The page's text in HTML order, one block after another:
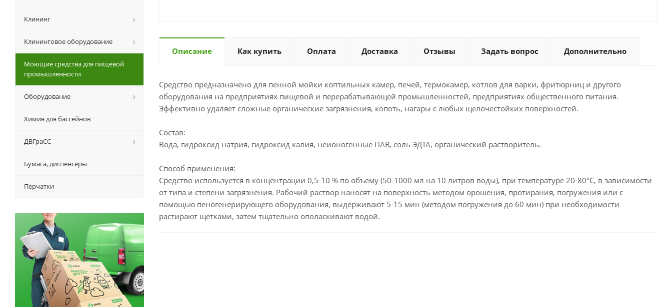
Описание Как купить Оплата Доставка Отзывы Задать вопрос Дополнительно
Средство предназначено для пенной мойки коптильных камер, печей, термокамер, котлов для варки, фритюрниц и другого
оборудования на предприятиях пищевой и перерабатывающей промышленностей, предприятиях общественного питания.
Эффективно удаляет сложные органические загрязнения, копоть, нагары с любых щелочестойких поверхностей.
Состав:
Вода, гидроксид натрия, гидроксид калия, неионогенные ПАВ, соль ЭДТА, органический растворитель.
Способ применения:
Средство используется в концентрации 0,5-10 % по объему (50-1000 мл на 10 литров воды), при температуре 20-80°С, в зависимости
от типа и степени загрязнения. Рабочий раствор наносят на поверхность методом орошения, протирания, погружения или с
помощью пеногенерирующего оборудования, выдерживают 5-15 мин (методом погружения до 60 мин) при необходимости
растирают щетками, затем тщательно ополаскивают водой.
Клининг
Клининговое оборудование
Моющие средства для пищевой
промышленности
Оборудование
Химия для бассейнов
ДВГраСС
Бумага, диспенсеры
Перчатки